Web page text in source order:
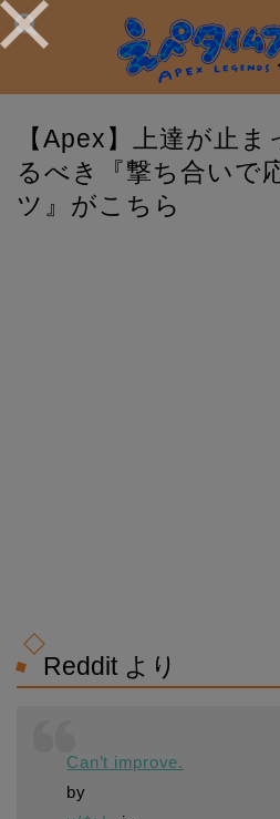
【Apex】上達が止
るべき『撃ち合いで
ツ』がこちら
Reddit より
Can’t improve.
by